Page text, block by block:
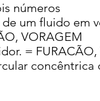
números
um fluido em
VORAGEM
= FURACÃO,
concêntrica